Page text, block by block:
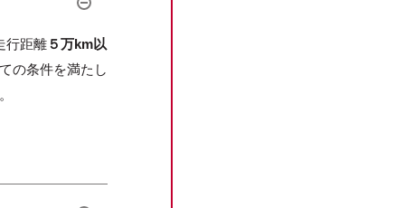
行距離５万km以
の条件を満たし